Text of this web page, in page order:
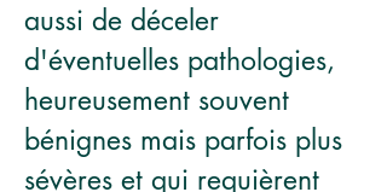
aussi de déceler
d'éventuelles pathologies,
heureusement souvent
bénignes mais parfois plus
sévères et qui requièrent